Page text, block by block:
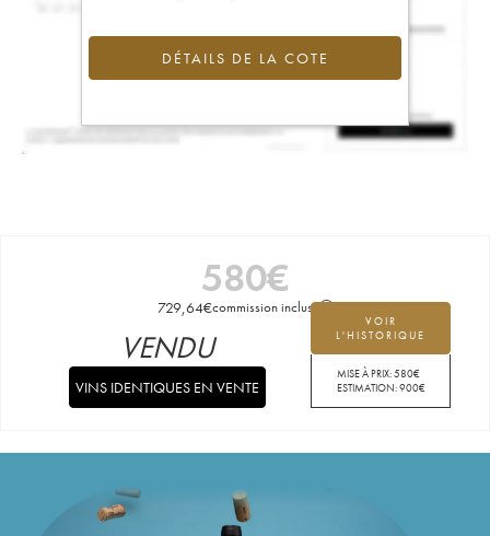
DÉTAILS DE LA COTE
580€
729,64€commission incluse
VOIR
L'HISTORIQUE
MISE À PRIX:580€
ESTIMATION:900€
VENDU
VINS IDENTIQUES EN VENTE